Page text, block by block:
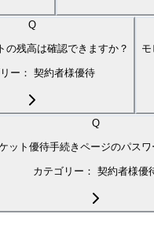
Q
の残高は確認できますか？
ー： 契約者様優待
Q
ット優待手続きページのパス
カテゴリー： 契約者様優